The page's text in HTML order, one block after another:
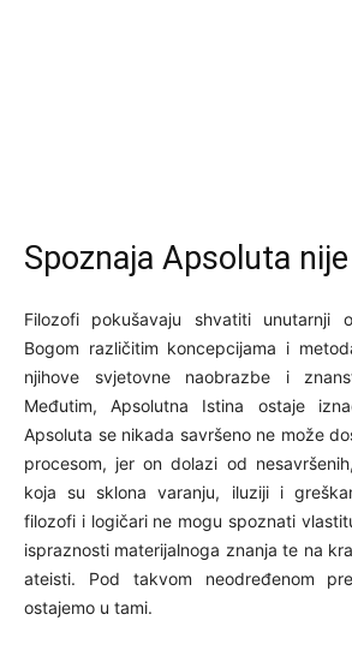
Spoznaja Apsoluta
Filozofi pokušavaju shvatiti unutarnji
Bogom različitim koncepcijama i
njihove svjetovne naobrazbe i
Međutim, Apsolutna Istina ostaje
Apsoluta se nikada savršeno ne može
procesom, jer on dolazi od
koja su sklona varanju, iluziji i
filozofi i logičari ne mogu spoznati
ispraznosti materijalnoga znanja te na
ateisti. Pod takvom neodređenom
ostajemo u tami.